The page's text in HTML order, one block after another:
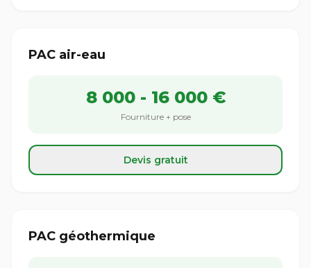
PAC air-eau
8 000 - 16 000 €
Fourniture + pose
Devis gratuit
PAC géothermique